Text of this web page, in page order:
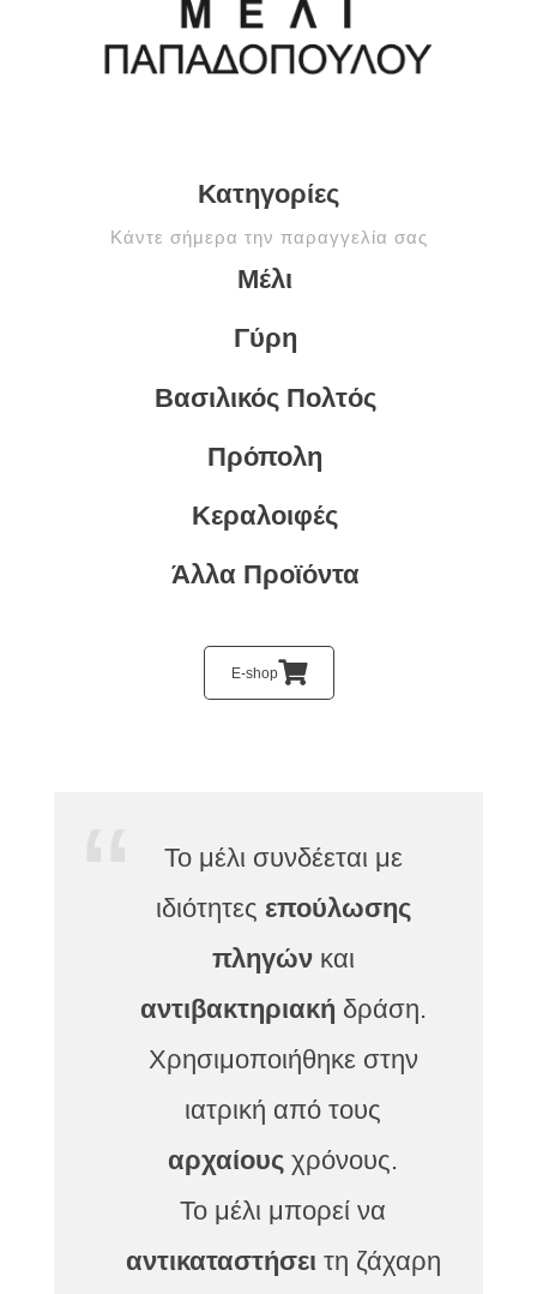
Κατηγορίες
Κάντε σήμερα την παραγγελία σας
Mέλι
Γύρη
Βασιλικός Πολτός
Πρόπολη
Κεραλοιφές
Άλλα Προϊόντα
E-shop
Το μέλι συνδέεται με
ιδιότητες επούλωσης
πληγώνκαι
αντιβακτηριακή δράση.
Χρησιμοποιήθηκε στην
ιατρική από τους
αρχαίους χρόνους.
Το μέλι μπορεί να
αντικαταστήσει τη ζάχαρη